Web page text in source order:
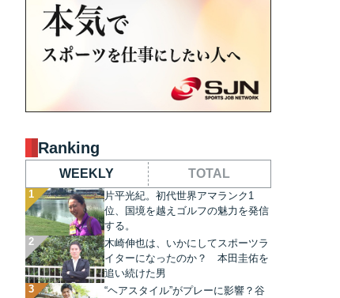
Ranking
WEEKLY TOTAL
片平光紀。初代世界アマランク1
位、国境を越えゴルフの魅力を発信
する。
木崎伸也は、いかにしてスポーツラ
イターになったのか？ 本田圭佑を
追い続けた男
“ヘアスタイル”がプレーに影響？谷